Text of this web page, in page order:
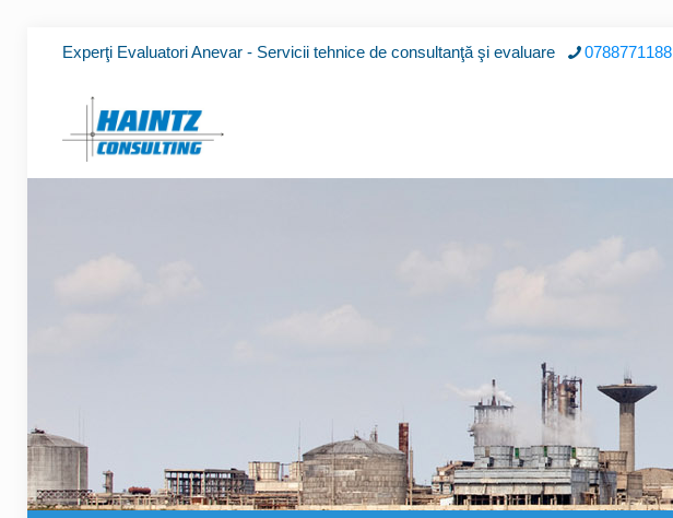
Experţi Evaluatori Anevar - Servicii tehnice de consultanţă şi evaluare 0788771188